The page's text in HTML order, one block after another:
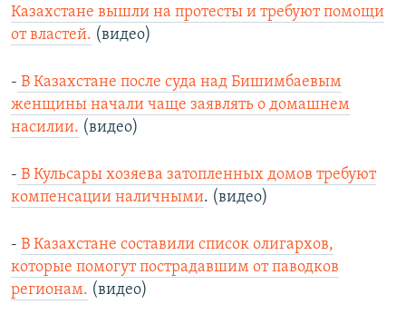
Казахстане вышли на протесты и требуют помощи
от властей. (видео)
- В Казахстане после суда над Бишимбаевым
женщины начали чаще заявлять о домашнем
насилии. (видео)
- В Кульсары хозяева затопленных домов требуют
компенсации наличными. (видео)
- В Казахстане составили список олигархов,
которые помогут пострадавшим от паводков
регионам. (видео)